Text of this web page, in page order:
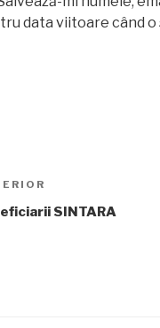
data viitoare când o
SINTARA